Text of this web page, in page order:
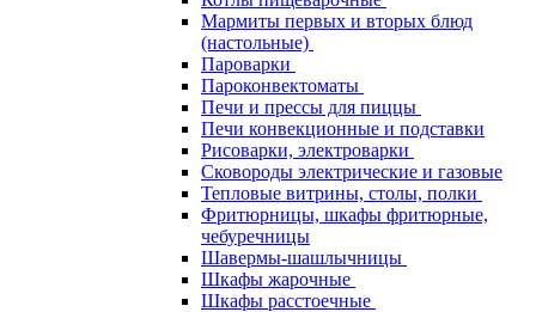
Мармиты первых и вторых блюд
(настольные)
Пароварки
Пароконвектоматы
Печи и прессы для пиццы
Печи конвекционные и подставки
Рисоварки, электроварки
Сковороды электрические и газовые
Тепловые витрины, столы, полки
Фритюрницы, шкафы фритюрные,
чебуречницы
Шавермы-шашлычницы
Шкафы жарочные
Шкафы расстоечные